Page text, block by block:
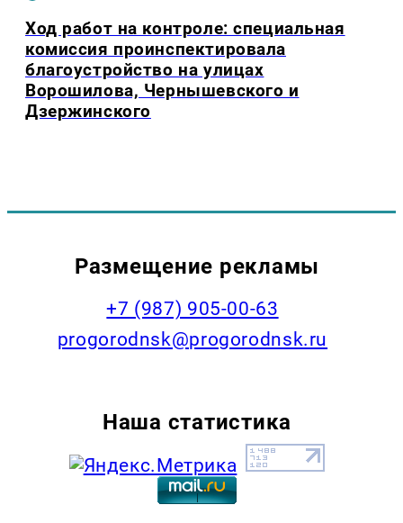
Ход работ на контроле: специальная
комиссия проинспектировала
благоустройство на улицах
Ворошилова, Чернышевского и
Дзержинского
Размещение рекламы
+7 (987) 905-00-63
progorodnsk@progorodnsk.ru
Наша статистика